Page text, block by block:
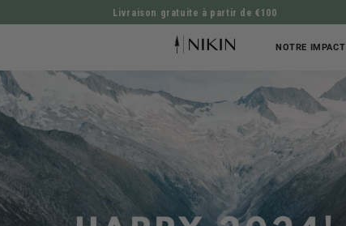
ALLER DIRECTEMENT AU CONTENU
Livraison gratuite à partir de €100
NOTRE IMPACT